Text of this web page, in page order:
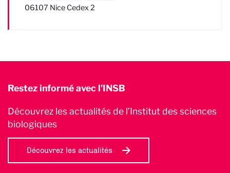
06107 Nice Cedex 2
Restez informé avec l'INSB
Découvrez les actualités de l’Institut des sciences
biologiques
Découvrez les actualités